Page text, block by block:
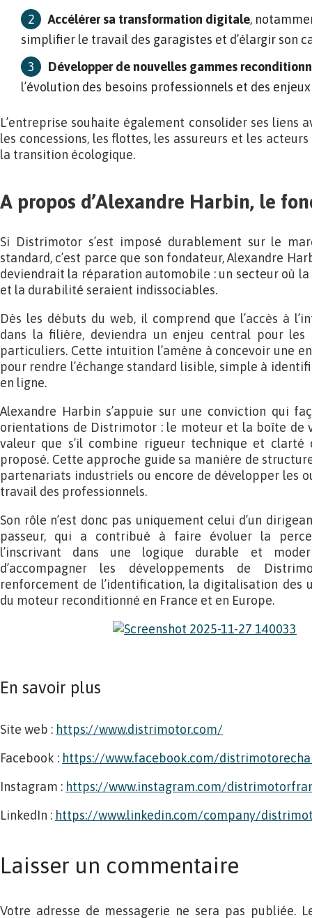
Accélérer sa transformation digitale,
simplifier le travail des garagistes et d’élargir son
Développer de nouvelles gammes
l’évolution des besoins professionnels et des
L’entreprise souhaite également consolider ses liens
les concessions, les flottes, les assureurs et les
la transition écologique.
A propos d’Alexandre Harbin, le
Si Distrimotor s’est imposé durablement sur le
standard, c’est parce que son fondateur, Alexandre
deviendrait la réparation automobile : un secteur où
et la durabilité seraient indissociables.
Dès les débuts du web, il comprend que l’accès à
dans la filière, deviendra un enjeu central pour les
particuliers. Cette intuition l’amène à concevoir une
pour rendre l’échange standard lisible, simple à
en ligne.
Alexandre Harbin s’appuie sur une conviction qui
orientations de Distrimotor : le moteur et la boîte de
valeur que s’il combine rigueur technique et
proposé. Cette approche guide sa manière de
partenariats industriels ou encore de développer les
travail des professionnels.
Son rôle n’est donc pas uniquement celui d’un
passeur, qui a contribué à faire évoluer la
l’inscrivant dans une logique durable et
d’accompagner les développements de
renforcement de l’identification, la digitalisation des
du moteur reconditionné en France et en Europe.
En savoir plus
Site web : https://www.distrimotor.com/
Facebook : https://www.facebook.com/
Instagram : https://www.instagram.com/
LinkedIn : https://www.linkedin.com/company/
Laisser un commentaire
Votre adresse de messagerie ne sera pas publiée.